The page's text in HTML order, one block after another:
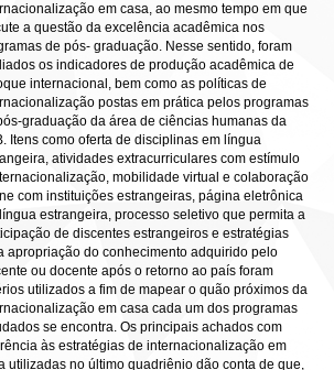
em casa, ao mesmo tempo em que
a questão da excelência acadêmica nos
de pós- graduação. Nesse sentido, foram
os indicadores de produção acadêmica de
internacional, bem como as políticas de
postas em prática pelos programas
graduação da área de ciências humanas da
Itens como oferta de disciplinas em língua
atividades extracurriculares com estímulo
mobilidade virtual e colaboração
com instituições estrangeiras, página eletrônica
estrangeira, processo seletivo que permita a
de discentes estrangeiros e estratégias
apropriação do conhecimento adquirido pelo
ou docente após o retorno ao país foram
utilizados a fim de mapear o quão próximos da
em casa cada um dos programas
se encontra. Os principais achados com
às estratégias de internacionalização em
utilizadas no último quadriênio dão conta de que,